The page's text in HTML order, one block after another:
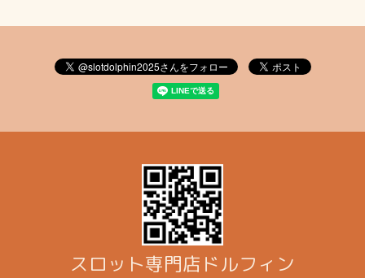
スロット専門店ドルフィン